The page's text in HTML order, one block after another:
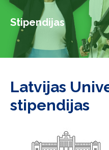
Stipendijas
Latvijas
stipendijas